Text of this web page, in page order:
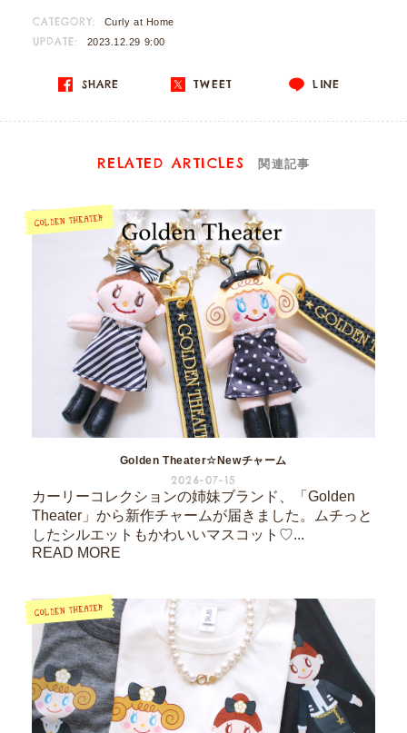
CATEGORY: Curly at Home
UPDATE: 2023.12.29 9:00
SHARE TWEET LINE
RELATED ARTICLES 関連記事
Golden Theater☆Newチャーム
2026-07-15
カーリーコレクションの姉妹ブランド、「Golden
Theater」から新作チャームが届きました。ムチっと
したシルエットもかわいいマスコット♡...
READ MORE